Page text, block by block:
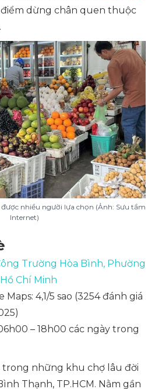
điểm dừng chân quen thuộc
nhiều người lựa chọn (Ảnh: Sưu tầm
Internet)
Trường Hòa Bình, Phường
Chí Minh
4,1/5 sao (3254 đánh giá
– 18h00 các ngày trong
trong những khu chợ lâu đời
Thạnh, TP.HCM. Nằm gần